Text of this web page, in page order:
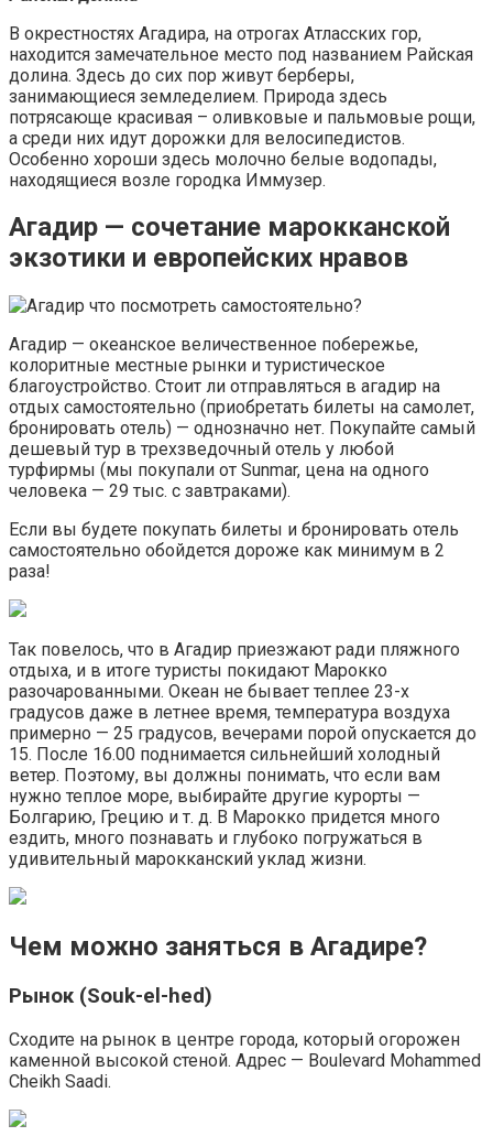
В окрестностях Агадира, на отрогах Атласских гор,
находится замечательное место под названием Райская
долина. Здесь до сих пор живут берберы,
занимающиеся земледелием. Природа здесь
потрясающе красивая – оливковые и пальмовые рощи,
а среди них идут дорожки для велосипедистов.
Особенно хороши здесь молочно белые водопады,
находящиеся возле городка Иммузер.
Агадир — сочетание марокканской
экзотики и европейских нравов
Агадир — океанское величественное побережье,
колоритные местные рынки и туристическое
благоустройство. Стоит ли отправляться в агадир на
отдых самостоятельно (приобретать билеты на самолет,
бронировать отель) — однозначно нет. Покупайте самый
дешевый тур в трехзведочный отель у любой
турфирмы (мы покупали от Sunmar, цена на одного
человека — 29 тыс. с завтраками).
Если вы будете покупать билеты и бронировать отель
самостоятельно обойдется дороже как минимум в 2
раза!
Так повелось, что в Агадир приезжают ради пляжного
отдыха, и в итоге туристы покидают Марокко
разочарованными. Океан не бывает теплее 23-х
градусов даже в летнее время, температура воздуха
примерно — 25 градусов, вечерами порой опускается до
15. После 16.00 поднимается сильнейший холодный
ветер. Поэтому, вы должны понимать, что если вам
нужно теплое море, выбирайте другие курорты —
Болгарию, Грецию и т. д. В Марокко придется много
ездить, много познавать и глубоко погружаться в
удивительный марокканский уклад жизни.
Чем можно заняться в Агадире?
Рынок (Souk-el-hed)
Сходите на рынок в центре города, который огорожен
каменной высокой стеной. Адрес — Boulevard Mohammed
Cheikh Saadi.